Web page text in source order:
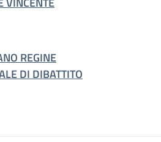
REGINE
DI DIBATTITO